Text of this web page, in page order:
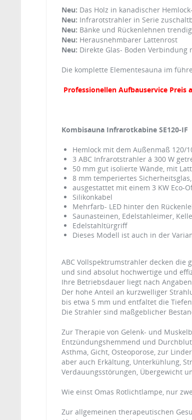
Neu: Das Holz in kanadischer
Neu: Infrarotstrahler in Serie
Neu: Bänke und Rückenlehnen
Neu: Herausnehmbarer Lattenrost
Neu: Direkte Glas- Boden Verbindung
Die komplette Elementesauna im
Professionellen Aufbauservice Preis
Kombisauna Infrarotkabine SE120-IF
Hemlock mit dem Außenmaß 120/
3 ABC Infrarotstrahler á 300 W
50 mm gut isolierte Wände, mit
8 mm temperiertes Sicherheitsglas,
ausgestattet mit einem 3 KW Eco-
Silikonkabel
Mehrfarb- LED hinter den
Saunasteinen, Edelstahleimer,
Edelstahltürgriff
Dieses Modell ist auch in der
ABC Vollspektrumstrahler decken
und sind absolut hochwertige und
Ihre Betriebsdauer liegt nach
Der hohe Anteil an kurzwelliger
bis etwa 5 mm und entfaltet die
Die Strahler sind maßgeblicher
Zur Therapie von Gelenk- und
Entzündungshemmend und
Asthma, Gicht, Osteoporose, zur
aber auch Erkältung, Unterkühlung,
Verdauungsstörungen, Übergewicht
Wie einst Omas Rotlichtlampe, nur
Zur allgemeinen therapeutischen